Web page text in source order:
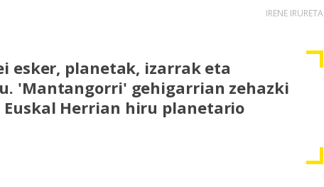
IRENE IRURETA
esker, planetak, izarrak eta
'Mantangorri' gehigarrian zehazki
Herrian hiru planetario